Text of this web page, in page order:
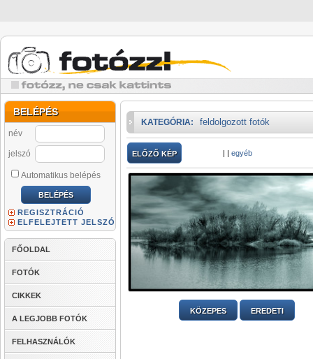
BELÉPÉS
név
jelszó
Automatikus belépés
REGISZTRÁCIÓ
ELFELEJTETT JELSZÓ
FŐOLDAL
FOTÓK
CIKKEK
A LEGJOBB FOTÓK
FELHASZNÁLÓK
KATEGÓRIA: feldolgozott fotók
ELŐZŐ KÉP | | egyéb
KÖZEPES EREDETI